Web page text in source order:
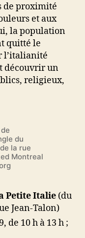
de proximité
et aux
la population
quitté le
l’italianité
découvrir un
religieux,
du
la rue
Montreal
Petite Italie (du
Jean-Talon)
de 10 h à 13 h ;